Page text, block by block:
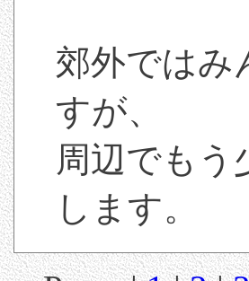
郊外ではみ
すが、
周辺でもう
します。